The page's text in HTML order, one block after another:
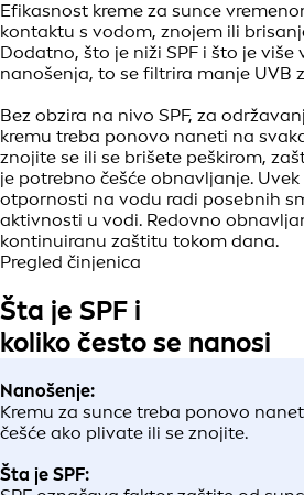
Efikasnost kreme za sunce
kontaktu s vodom, znojem ili
Dodatno, što je niži SPF i što je više
nanošenja, to se filtrira manje UVB
Bez obzira na nivo SPF, za
kremu treba ponovo naneti na
znojite se ili se brišete peškirom,
je potrebno češće obnavljanje.
otpornosti na vodu radi posebnih
aktivnosti u vodi. Redovno
kontinuiranu zaštitu tokom dana.
Pregled činjenica
Šta je SPF i
koliko često se nanosi
Nanošenje:
Kremu za sunce treba ponovo
češće ako plivate ili se znojite.
Šta je SPF: